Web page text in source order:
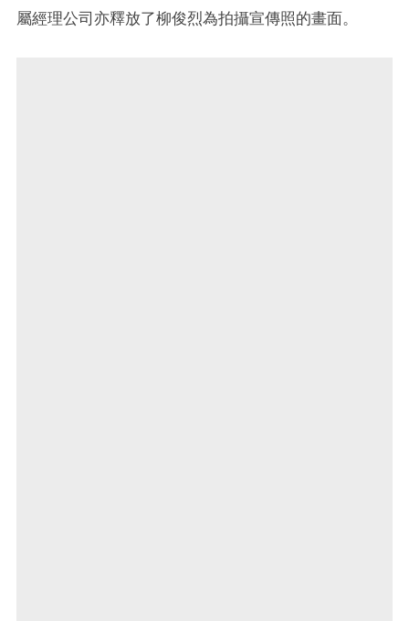
屬經理公司亦釋放了柳俊烈為拍攝宣傳照的畫面。